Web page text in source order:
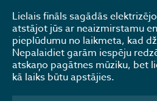
Lielais fināls sagādās
atstājot jūs ar neaizmirstamu
pieplūdumu no laikmeta, kad
Nepalaidiet garām iespēju
atskaņo pagātnes mūziku, bet
kā laiks būtu apstājies.